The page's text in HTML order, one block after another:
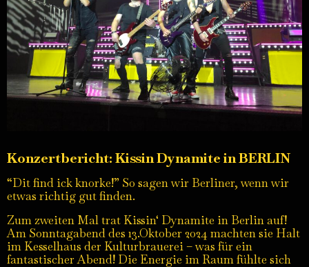
Konzertbericht: Kissin Dynamite in BERLIN
“Dit find ick knorke!” So sagen wir Berliner, wenn wir
etwas richtig gut finden.
Zum zweiten Mal trat Kissin‘ Dynamite in Berlin auf!
Am Sonntagabend des 13.Oktober 2024 machten sie Halt
im Kesselhaus der Kulturbrauerei – was für ein
fantastischer Abend! Die Energie im Raum fühlte sich